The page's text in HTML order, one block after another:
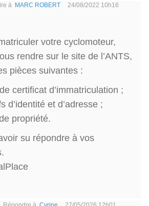
à MARC ROBERT 24/08/2022 10h16
votre cyclomoteur,
rendre sur le site de l’ANTS,
pièces suivantes :
certificat d’immatriculation ;
d’identité et d’adresse ;
propriété.
su répondre à vos